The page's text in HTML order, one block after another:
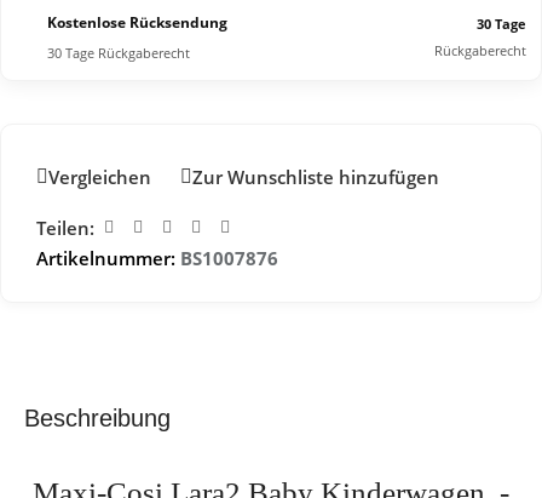
Kostenlose Rücksendung
30 Tage Rückgaberecht
30 Tage
Rückgaberecht
Vergleichen Zur Wunschliste hinzufügen
Teilen:
Artikelnummer: BS1007876
Beschreibung